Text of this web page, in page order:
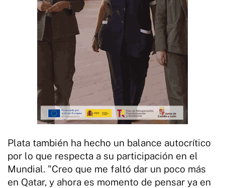
Plata también ha hecho un balance autocrítico
por lo que respecta a su participación en el
Mundial. "Creo que me faltó dar un poco más
en Qatar, y ahora es momento de pensar ya en